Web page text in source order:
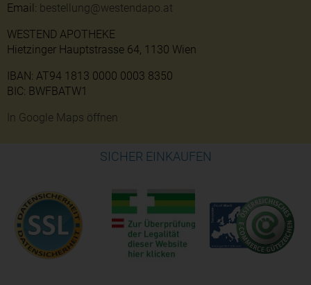
Email: bestellung@westendapo.at
WESTEND APOTHEKE
Hietzinger Hauptstrasse 64, 1130 Wien
IBAN: AT94 1813 0000 0003 8350
BIC: BWFBATW1
In Google Maps öffnen
SICHER EINKAUFEN